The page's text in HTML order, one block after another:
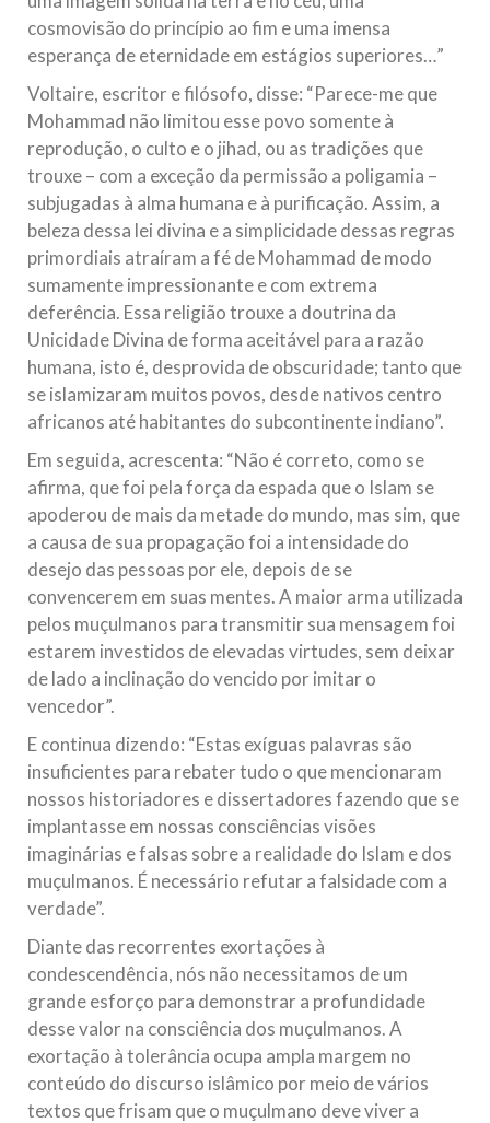
cosmovisão do princípio ao fim e uma imensa
esperança de eternidade em estágios superiores…”
Voltaire, escritor e filósofo, disse: “Parece-me que
Mohammad não limitou esse povo somente à
reprodução, o culto e o jihad, ou as tradições que
trouxe – com a exceção da permissão a poligamia –
subjugadas à alma humana e à purificação. Assim, a
beleza dessa lei divina e a simplicidade dessas regras
primordiais atraíram a fé de Mohammad de modo
sumamente impressionante e com extrema
deferência. Essa religião trouxe a doutrina da
Unicidade Divina de forma aceitável para a razão
humana, isto é, desprovida de obscuridade; tanto que
se islamizaram muitos povos, desde nativos centro
africanos até habitantes do subcontinente indiano”.
Em seguida, acrescenta: “Não é correto, como se
afirma, que foi pela força da espada que o Islam se
apoderou de mais da metade do mundo, mas sim, que
a causa de sua propagação foi a intensidade do
desejo das pessoas por ele, depois de se
convencerem em suas mentes. A maior arma utilizada
pelos muçulmanos para transmitir sua mensagem foi
estarem investidos de elevadas virtudes, sem deixar
de lado a inclinação do vencido por imitar o
vencedor”.
E continua dizendo: “Estas exíguas palavras são
insuficientes para rebater tudo o que mencionaram
nossos historiadores e dissertadores fazendo que se
implantasse em nossas consciências visões
imaginárias e falsas sobre a realidade do Islam e dos
muçulmanos. É necessário refutar a falsidade com a
verdade”.
Diante das recorrentes exortações à
condescendência, nós não necessitamos de um
grande esforço para demonstrar a profundidade
desse valor na consciência dos muçulmanos. A
exortação à tolerância ocupa ampla margem no
conteúdo do discurso islâmico por meio de vários
textos que frisam que o muçulmano deve viver a